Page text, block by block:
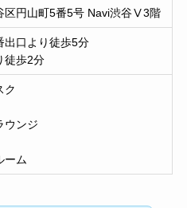
区円山町5番5号 Navi渋谷Ⅴ3階
出口より徒歩5分
徒歩2分
ク
ウンジ
ーム